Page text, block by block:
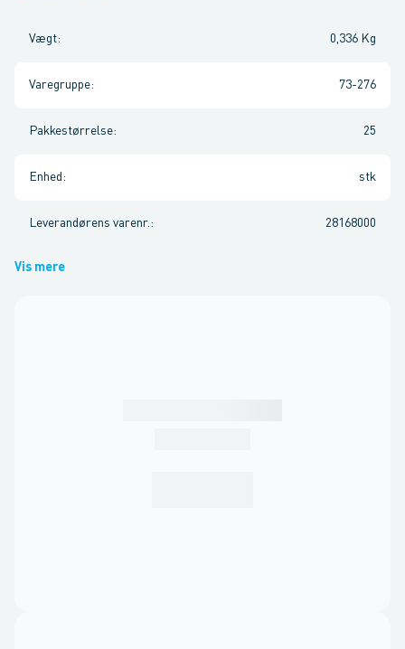
Vægt: 0,336 Kg
Varegruppe: 73-276
Pakkestørrelse: 25
Enhed : stk
Leverandørens varenr. : 28168000
Vis mere